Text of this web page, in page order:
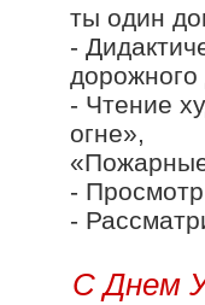
ты один
-
- Чтение
огне»,
-
-
С Днем